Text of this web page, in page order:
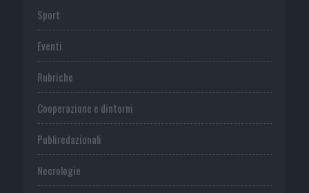
Sport
Eventi
Rubriche
Cooperazione e dintorni
Publiredazionali
Necrologie